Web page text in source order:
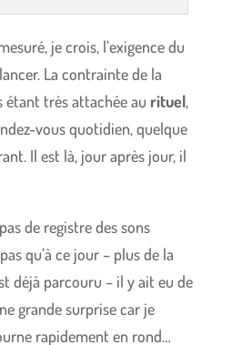
je crois, l’exigence du
La contrainte de la
étant très attachée au rituel,
vous quotidien, quelque
Il est là, jour après jour, il
de registre des sons
qu’à ce jour – plus de la
déjà parcouru – il y ait eu de
grande surprise car je
rapidement en rond…